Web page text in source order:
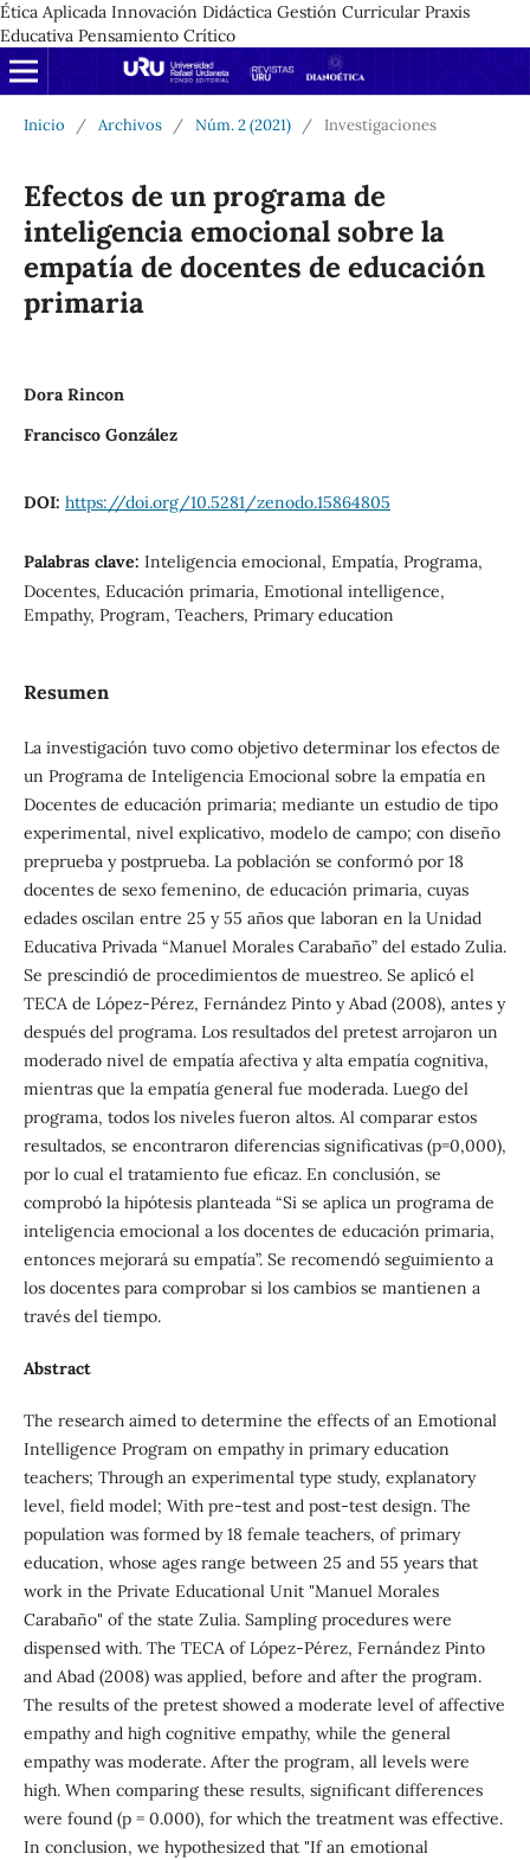
Ética Aplicada Innovación Didáctica Gestión Curricular Praxis
Educativa Pensamiento Crítico
Inicio / Archivos / Núm. 2 (2021) / Investigaciones
Efectos de un programa de
inteligencia emocional sobre la
empatía de docentes de educación
primaria
Dora Rincon
Francisco González
DOI: https://doi.org/10.5281/zenodo.15864805
Palabras clave: Inteligencia emocional, Empatía, Programa,
Docentes, Educación primaria, Emotional intelligence,
Empathy, Program, Teachers, Primary education
Resumen
La investigación tuvo como objetivo determinar los efectos de
un Programa de Inteligencia Emocional sobre la empatía en
Docentes de educación primaria; mediante un estudio de tipo
experimental, nivel explicativo, modelo de campo; con diseño
preprueba y postprueba. La población se conformó por 18
docentes de sexo femenino, de educación primaria, cuyas
edades oscilan entre 25 y 55 años que laboran en la Unidad
Educativa Privada “Manuel Morales Carabaño” del estado Zulia.
Se prescindió de procedimientos de muestreo. Se aplicó el
TECA de López-Pérez, Fernández Pinto y Abad (2008), antes y
después del programa. Los resultados del pretest arrojaron un
moderado nivel de empatía afectiva y alta empatía cognitiva,
mientras que la empatía general fue moderada. Luego del
programa, todos los niveles fueron altos. Al comparar estos
resultados, se encontraron diferencias significativas (p=0,000),
por lo cual el tratamiento fue eficaz. En conclusión, se
comprobó la hipótesis planteada “Si se aplica un programa de
inteligencia emocional a los docentes de educación primaria,
entonces mejorará su empatía”. Se recomendó seguimiento a
los docentes para comprobar si los cambios se mantienen a
través del tiempo.
Abstract
The research aimed to determine the effects of an Emotional
Intelligence Program on empathy in primary education
teachers; Through an experimental type study, explanatory
level, field model; With pre-test and post-test design. The
population was formed by 18 female teachers, of primary
education, whose ages range between 25 and 55 years that
work in the Private Educational Unit "Manuel Morales
Carabaño" of the state Zulia. Sampling procedures were
dispensed with. The TECA of López-Pérez, Fernández Pinto
and Abad (2008) was applied, before and after the program.
The results of the pretest showed a moderate level of affective
empathy and high cognitive empathy, while the general
empathy was moderate. After the program, all levels were
high. When comparing these results, significant differences
were found (p = 0.000), for which the treatment was effective.
In conclusion, we hypothesized that "If an emotional